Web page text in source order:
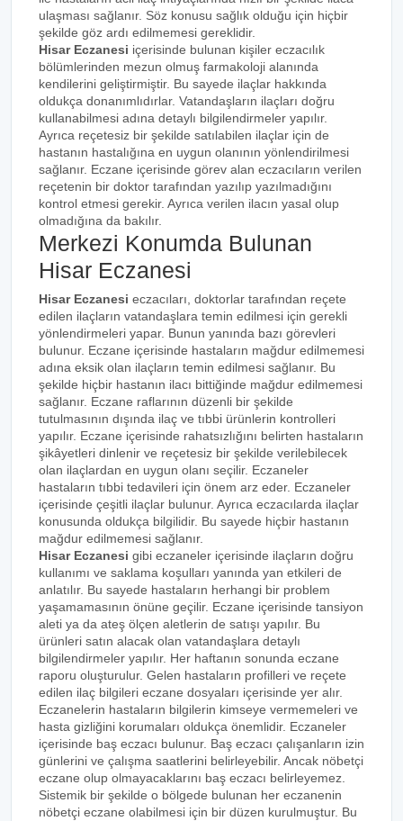
ulaşması sağlanır. Söz konusu sağlık olduğu için hiçbir
şekilde göz ardı edilmemesi gereklidir.
Hisar Eczanesi içerisinde bulunan kişiler eczacılık
bölümlerinden mezun olmuş farmakoloji alanında
kendilerini geliştirmiştir. Bu sayede ilaçlar hakkında
oldukça donanımlıdırlar. Vatandaşların ilaçları doğru
kullanabilmesi adına detaylı bilgilendirmeler yapılır.
Ayrıca reçetesiz bir şekilde satılabilen ilaçlar için de
hastanın hastalığına en uygun olanının yönlendirilmesi
sağlanır. Eczane içerisinde görev alan eczacıların verilen
reçetenin bir doktor tarafından yazılıp yazılmadığını
kontrol etmesi gerekir. Ayrıca verilen ilacın yasal olup
olmadığına da bakılır.
Merkezi Konumda Bulunan
Hisar Eczanesi
Hisar Eczanesi eczacıları, doktorlar tarafından reçete
edilen ilaçların vatandaşlara temin edilmesi için gerekli
yönlendirmeleri yapar. Bunun yanında bazı görevleri
bulunur. Eczane içerisinde hastaların mağdur edilmemesi
adına eksik olan ilaçların temin edilmesi sağlanır. Bu
şekilde hiçbir hastanın ilacı bittiğinde mağdur edilmemesi
sağlanır. Eczane raflarının düzenli bir şekilde
tutulmasının dışında ilaç ve tıbbi ürünlerin kontrolleri
yapılır. Eczane içerisinde rahatsızlığını belirten hastaların
şikâyetleri dinlenir ve reçetesiz bir şekilde verilebilecek
olan ilaçlardan en uygun olanı seçilir. Eczaneler
hastaların tıbbi tedavileri için önem arz eder. Eczaneler
içerisinde çeşitli ilaçlar bulunur. Ayrıca eczacılarda ilaçlar
konusunda oldukça bilgilidir. Bu sayede hiçbir hastanın
mağdur edilmemesi sağlanır.
Hisar Eczanesi gibi eczaneler içerisinde ilaçların doğru
kullanımı ve saklama koşulları yanında yan etkileri de
anlatılır. Bu sayede hastaların herhangi bir problem
yaşamamasının önüne geçilir. Eczane içerisinde tansiyon
aleti ya da ateş ölçen aletlerin de satışı yapılır. Bu
ürünleri satın alacak olan vatandaşlara detaylı
bilgilendirmeler yapılır. Her haftanın sonunda eczane
raporu oluşturulur. Gelen hastaların profilleri ve reçete
edilen ilaç bilgileri eczane dosyaları içerisinde yer alır.
Eczanelerin hastaların bilgilerin kimseye vermemeleri ve
hasta gizliğini korumaları oldukça önemlidir. Eczaneler
içerisinde baş eczacı bulunur. Baş eczacı çalışanların izin
günlerini ve çalışma saatlerini belirleyebilir. Ancak nöbetçi
eczane olup olmayacaklarını baş eczacı belirleyemez.
Sistemik bir şekilde o bölgede bulunan her eczanenin
nöbetçi eczane olabilmesi için bir düzen kurulmuştur. Bu